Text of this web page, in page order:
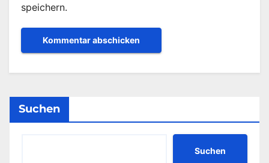
speichern.
Suchen
Suchen